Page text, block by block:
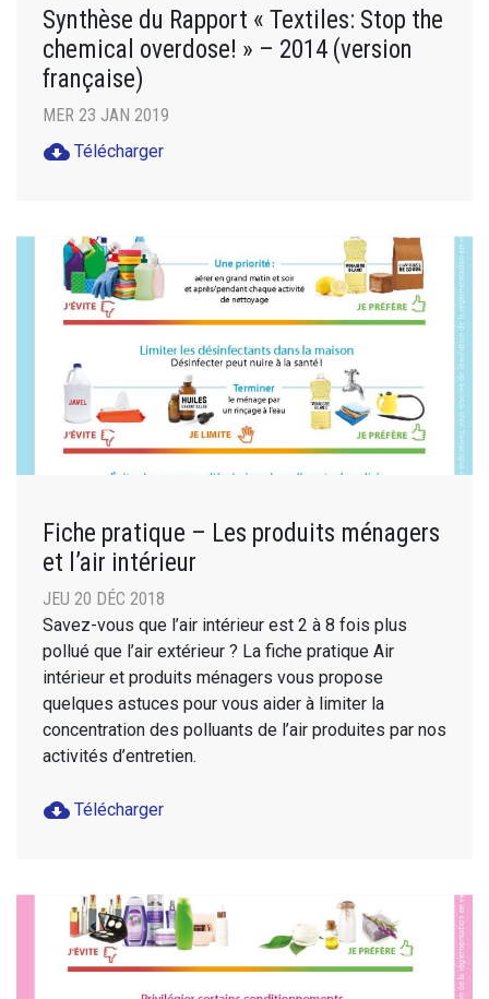
Synthèse du Rapport « Textiles: Stop the
chemical overdose! » – 2014 (version
française)
MER 23 JAN 2019
cloud_download Télécharger
Fiche pratique – Les produits ménagers
et l’air intérieur
JEU 20 DÉC 2018
Savez-vous que l’air intérieur est 2 à 8 fois plus
pollué que l’air extérieur ? La fiche pratique Air
intérieur et produits ménagers vous propose
quelques astuces pour vous aider à limiter la
concentration des polluants de l’air produites par nos
activités d’entretien.
cloud_download Télécharger